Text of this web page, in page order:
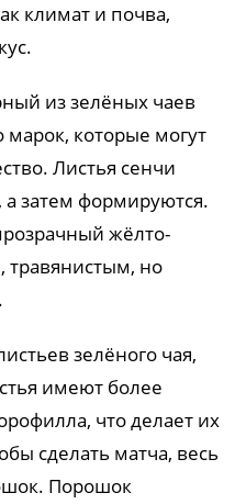
климат и почва,
из зелёных чаев
которые могут
Листья сенчи
а затем формируются.
жёлто-
травянистым, но
зелёного чая,
имеют более
что делает их
сделать матча, весь
Порошок